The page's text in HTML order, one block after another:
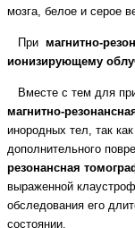
мозга, белое и серое
При магнитно-
ионизирующему
Вместе с тем для
магнитно-
инородных тел, так
дополнительного
резонансная
выраженной
обследования его
состоянии.